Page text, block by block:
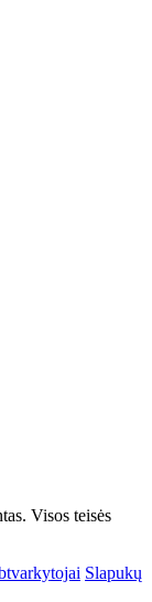
Visos teisės
Slapukų